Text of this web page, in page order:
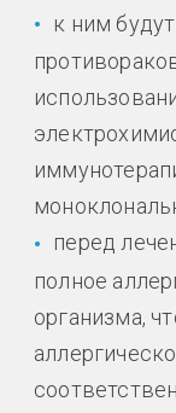
к ним
перед
полное
организма,